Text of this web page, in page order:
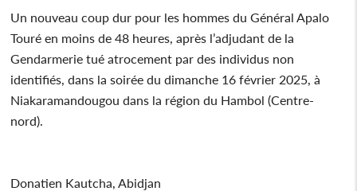
Un nouveau coup dur pour les hommes du Général Apalo
Touré en moins de 48 heures, après l’adjudant de la
Gendarmerie tué atrocement par des individus non
identifiés, dans la soirée du dimanche 16 février 2025, à
Niakaramandougou dans la région du Hambol (Centre-
nord).
Donatien Kautcha, Abidjan